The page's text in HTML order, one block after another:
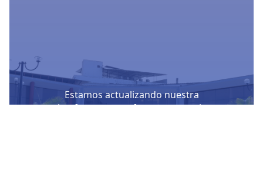
Estamos actualizando nuestra
plataforma para ofrecerte un mejor